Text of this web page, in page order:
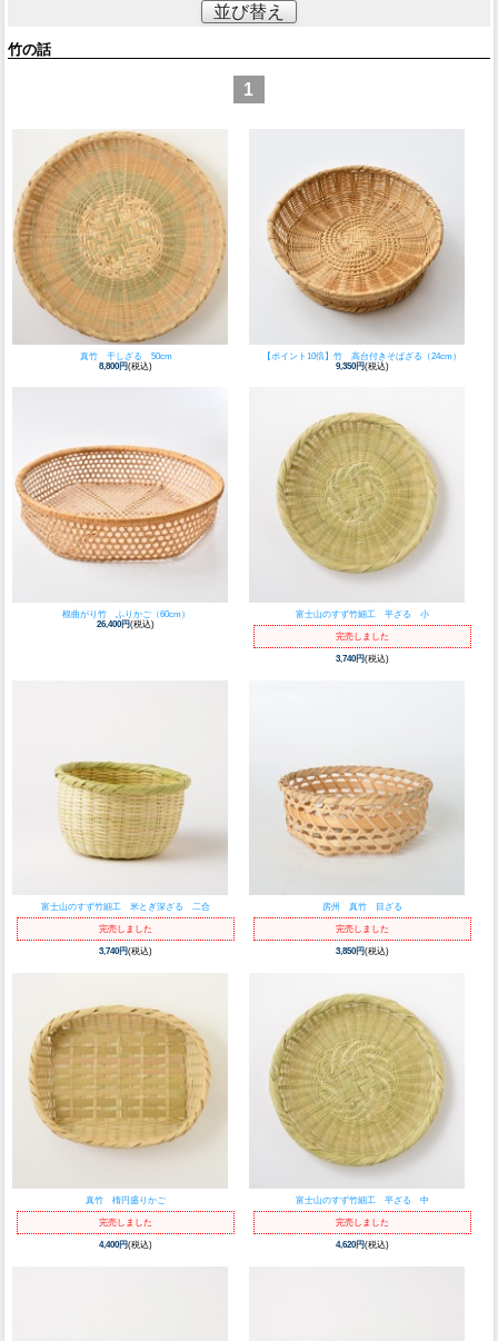
並び替え
竹の話
1
真竹 干しざる 50cm
8,800円(税込)
【ポイント10倍】竹 高台付きそばざる（24cm）
9,350円(税込)
根曲がり竹 ふりかご（60cm）
26,400円(税込)
富士山のすず竹細工 平ざる 小
完売しました
3,740円(税込)
富士山のすず竹細工 米とぎ深ざる 二合
完売しました
3,740円(税込)
房州 真竹 目ざる
完売しました
3,850円(税込)
真竹 楕円盛りかご
完売しました
4,400円(税込)
富士山のすず竹細工 平ざる 中
完売しました
4,620円(税込)